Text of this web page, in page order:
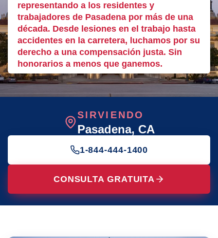
representando a los residentes y
trabajadores de Pasadena por más de una
década. Desde lesiones en el trabajo hasta
accidentes en la carretera, luchamos por su
derecho a una compensación justa. Sin
honorarios a menos que ganemos.
SIRVIENDO
Pasadena, CA
1-844-444-1400
CONSULTA GRATUITA